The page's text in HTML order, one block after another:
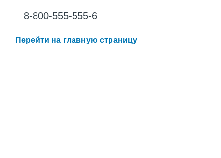
8-800-555-555-6
Перейти на главную страницу